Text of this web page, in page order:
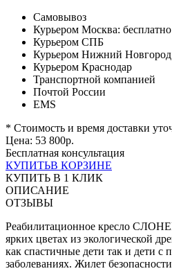
Самовывоз
Курьером Москва: бесплатно
Курьером СПБ
Курьером Нижний Новгород
Курьером Краснодар
Транспортной компанией
Почтой России
EMS
* Стоимость и время доставки
Цена: 53 800р.
Бесплатная консультация
КУПИТЬВ КОРЗИНЕ
КУПИТЬ В 1 КЛИК
ОПИСАНИЕ
ОТЗЫВЫ
Реабилитационное кресло
ярких цветах из экологической
как спастичные дети так и дети
заболеваниях. Жилет